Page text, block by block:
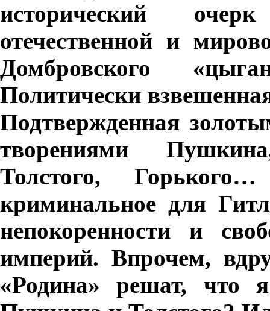
исторический
отечественной и
Домбровского
Политически
Подтвержденная
творениями
Толстого,
криминальное для
непокоренности и
империй. Впрочем,
«Родина» решат, что